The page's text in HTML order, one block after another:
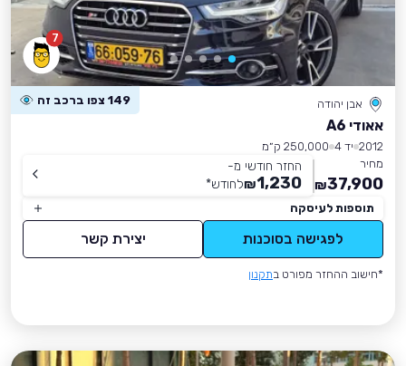
7
אבן יהודה 149 צפו ברכב זה
אאודי A6
2012 יד 4
250,000 ק״מ
מחיר
37,900
₪
החזר חודשי מ-
1,230
₪לחודש*
תוספות לעיסקה
לפגישה בסוכנות יצירת קשר
*חישוב ההחזר מפורט בתקנון